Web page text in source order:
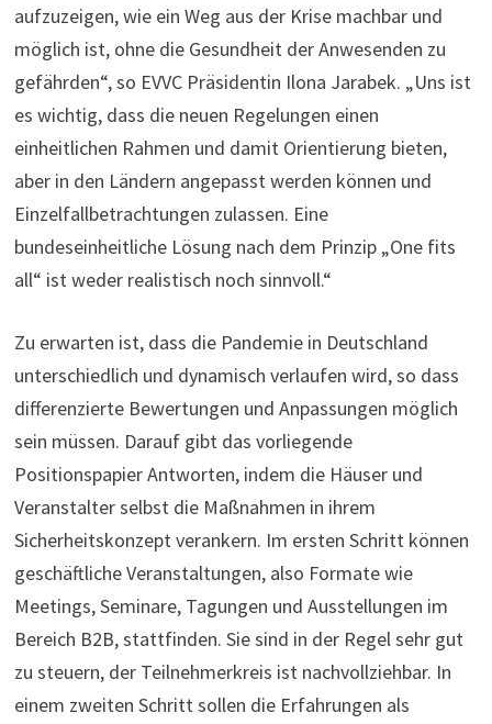
aufzuzeigen, wie ein Weg aus der Krise machbar und
möglich ist, ohne die Gesundheit der Anwesenden zu
gefährden“, so EVVC Präsidentin Ilona Jarabek. „Uns ist
es wichtig, dass die neuen Regelungen einen
einheitlichen Rahmen und damit Orientierung bieten,
aber in den Ländern angepasst werden können und
Einzelfallbetrachtungen zulassen. Eine
bundeseinheitliche Lösung nach dem Prinzip „One fits
all“ ist weder realistisch noch sinnvoll.“
Zu erwarten ist, dass die Pandemie in Deutschland
unterschiedlich und dynamisch verlaufen wird, so dass
differenzierte Bewertungen und Anpassungen möglich
sein müssen. Darauf gibt das vorliegende
Positionspapier Antworten, indem die Häuser und
Veranstalter selbst die Maßnahmen in ihrem
Sicherheitskonzept verankern. Im ersten Schritt können
geschäftliche Veranstaltungen, also Formate wie
Meetings, Seminare, Tagungen und Ausstellungen im
Bereich B2B, stattfinden. Sie sind in der Regel sehr gut
zu steuern, der Teilnehmerkreis ist nachvollziehbar. In
einem zweiten Schritt sollen die Erfahrungen als